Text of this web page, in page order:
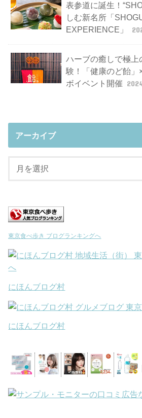
表参道に誕生！
しむ新名所「
EXPERIENCE」
ハーブの癒しで極上
験！「健康のど飴」
ボイベント開催
アーカイブ
東京食べ歩き ブログランキングへ
にほんブログ村
にほんブログ村